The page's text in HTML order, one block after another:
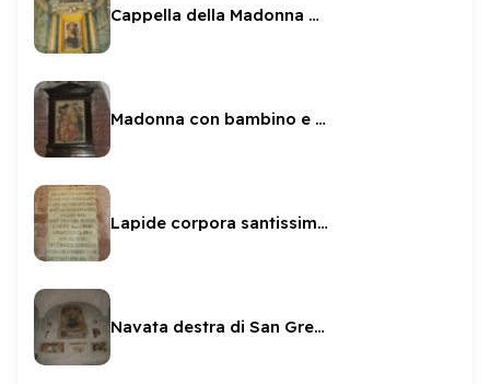
Cappella della Madonna del latte a San Gregorio
Madonna con bambino e cornice nella cripta
Lapide corpora santissimi martiri
Navata destra di San Gregorio - affreschi